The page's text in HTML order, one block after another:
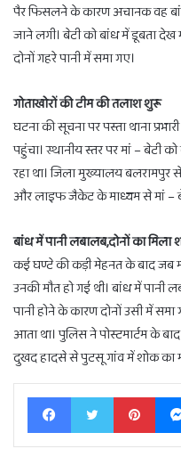
पैर फिसलने के कारण अचानक वह
जाने लगी। बेटी को बांध में डूबता देख
दोनों गहरे पानी में समा गए।
गोताखोरों की टीम की तलाश शुरू
घटना की सूचना पर पस्ता थाना
पहुंचा। स्थानीय स्तर पर मां – बेटी
रहा था। जिला मुख्यालय बलरामपुर
और लाइफ जैकेट के माध्यम से मां –
बांध में पानी लबालब,दोनों का मिला
कई घण्टे की कड़ी मेहनत के बाद जब
उनकी मौत हो गई थी। बांध में
पानी होने के कारण दोनों उसी में
आता था। पुलिस ने पोस्टमार्टम के
दुखद हादसे से पुटसू गांव में शोक का
FacebookTwitter